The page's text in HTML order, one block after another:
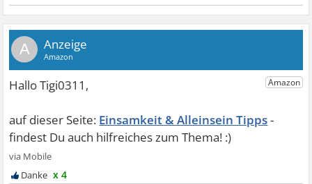
A
Einsamkeit & Alleinsein Tipps
x 4